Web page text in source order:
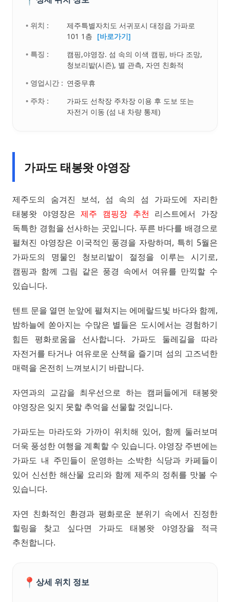
• 위치 :
제주특별자치도 서귀포시 대정읍 가파로
101 1층 [바로가기]
• 특징 :
캠핑,야영장. 섬 속의 이색 캠핑, 바다 조망,
청보리밭(시즌), 별 관측, 자연 친화적
• 영업시간 : 연중무휴
• 주차 :
가파도 선착장 주차장 이용 후 도보 또는
자전거 이동 (섬 내 차량 통제)
가파도 태봉왓 야영장
제주도의 숨겨진 보석, 섬 속의 섬 가파도에 자리한
태봉왓 야영장은제주 캠핑장 추천 리스트에서 가장
독특한 경험을 선사하는 곳입니다. 푸른 바다를 배경으로
펼쳐진 야영장은 이국적인 풍경을 자랑하며, 특히 5월은
가파도의 명물인 청보리밭이 절정을 이루는 시기로,
캠핑과 함께 그림 같은 풍경 속에서 여유를 만끽할 수
있습니다.
텐트 문을 열면 눈앞에 펼쳐지는 에메랄드빛 바다와 함께,
밤하늘에 쏟아지는 수많은 별들은 도시에서는 경험하기
힘든 평화로움을 선사합니다. 가파도 둘레길을 따라
자전거를 타거나 여유로운 산책을 즐기며 섬의 고즈넉한
매력을 온전히 느껴보시기 바랍니다.
자연과의 교감을 최우선으로 하는 캠퍼들에게 태봉왓
야영장은 잊지 못할 추억을 선물할 것입니다.
가파도는 마라도와 가까이 위치해 있어, 함께 둘러보며
더욱 풍성한 여행을 계획할 수 있습니다. 야영장 주변에는
가파도 내 주민들이 운영하는 소박한 식당과 카페들이
있어 신선한 해산물 요리와 함께 제주의 정취를 맛볼 수
있습니다.
자연 친화적인 환경과 평화로운 분위기 속에서 진정한
힐링을 찾고 싶다면 가파도 태봉왓 야영장을 적극
추천합니다.
📍 상세 위치 정보